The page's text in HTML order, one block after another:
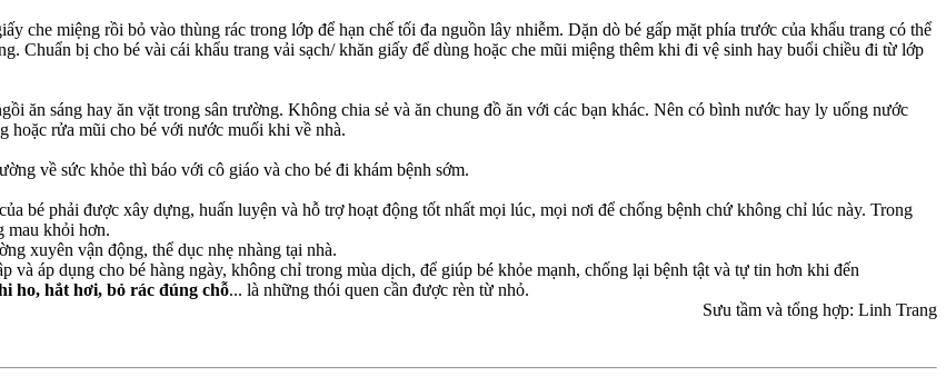
che miệng rồi bỏ vào thùng rác trong lớp để hạn chế tối đa nguồn lây nhiễm. Dặn dò bé gấp mặt phía trước của khẩu trang có thể
Chuẩn bị cho bé vài cái khẩu trang vải sạch/ khăn giấy để dùng hoặc che mũi miệng thêm khi đi vệ sinh hay buổi chiều đi từ lớp
ăn sáng hay ăn vặt trong sân trường. Không chia sẻ và ăn chung đồ ăn với các bạn khác. Nên có bình nước hay ly uống nước
hoặc rửa mũi cho bé với nước muối khi về nhà.
về sức khỏe thì báo với cô giáo và cho bé đi khám bệnh sớm.
bé phải được xây dựng, huấn luyện và hỗ trợ hoạt động tốt nhất mọi lúc, mọi nơi để chống bệnh chứ không chỉ lúc này. Trong
mau khỏi hơn.
xuyên vận động, thể dục nhẹ nhàng tại nhà.
dụng cho bé hàng ngày, không chỉ trong mùa dịch, để giúp bé khỏe mạnh, chống lại bệnh tật và tự tin hơn khi đến
ho, hắt hơi, bỏ rác đúng chỗ... là những thói quen cần được rèn từ nhỏ.
Sưu tầm và tổng hợp: Linh Trang